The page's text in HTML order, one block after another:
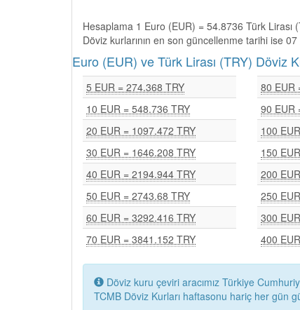
Hesaplama 1 Euro (EUR) = 54.8736 Türk Lirası
Döviz kurlarının en son güncellenme tarihi ise
Euro (EUR) ve Türk Lirası (TRY) Döviz
5 EUR = 274.368 TRY
10 EUR = 548.736 TRY
20 EUR = 1097.472 TRY
30 EUR = 1646.208 TRY
40 EUR = 2194.944 TRY
50 EUR = 2743.68 TRY
60 EUR = 3292.416 TRY
70 EUR = 3841.152 TRY
80 EUR
90 EUR
100
150
200
250
300
400
Döviz kuru çeviri aracımız Türkiye
TCMB Döviz Kurları haftasonu hariç her gün